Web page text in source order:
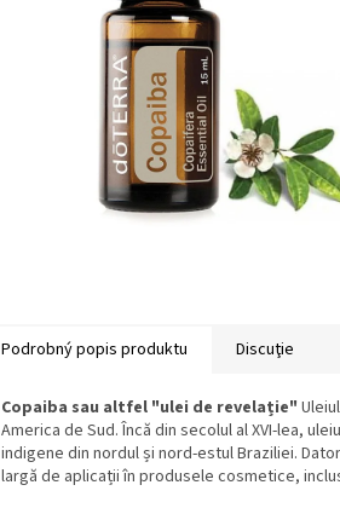
Podrobný popis produktu Discuţie
Copaiba sau altfel "ulei de revelație"
America de Sud. Încă din secolul al XVI-lea,
indigene din nordul și nord-estul Braziliei.
largă de aplicații în produsele cosmetice,